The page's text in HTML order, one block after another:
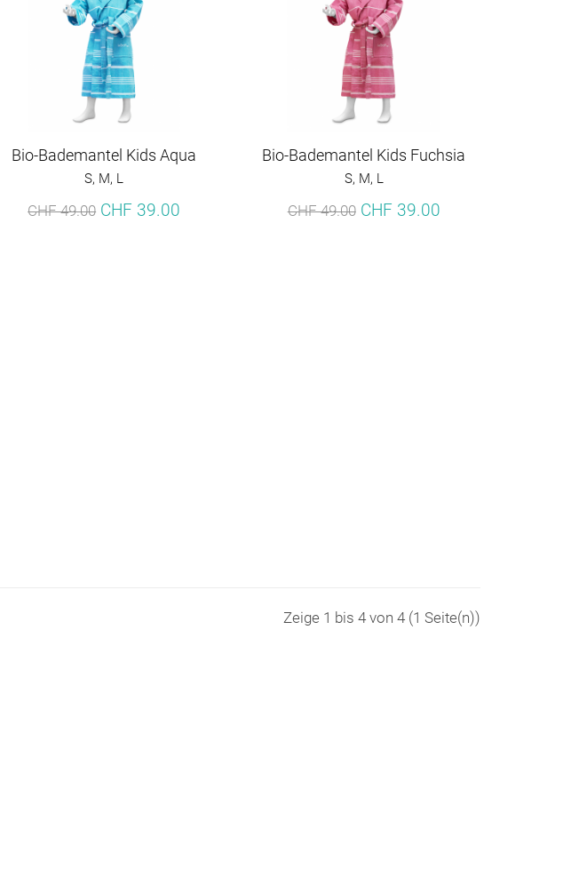
Bio-Bademantel Kids Aqua
S, M, L
CHF 49.00 CHF 39.00
Bio-Bademantel Kids Fuchsia
S, M, L
CHF 49.00 CHF 39.00
Zeige 1 bis 4 von 4 (1 Seite(n))